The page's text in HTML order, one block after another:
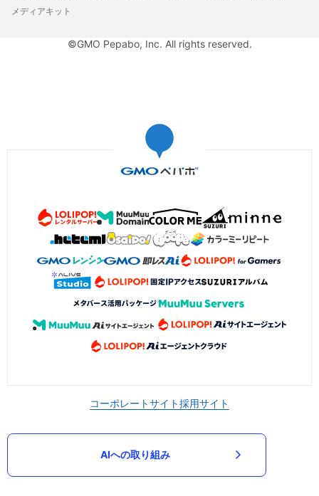
メディアキット
©GMO Pepabo, Inc. All rights reserved.
コーポレートサイト採用サイト
AIへの取り組み